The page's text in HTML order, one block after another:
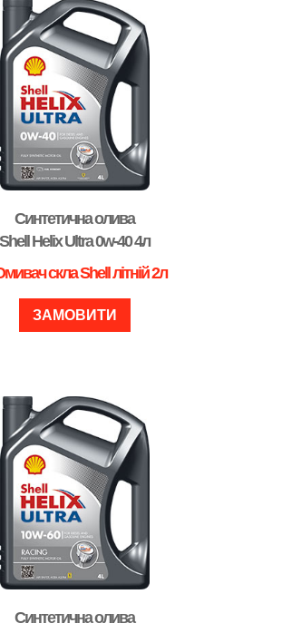
Синтетична олива
Shell Helix Ultra 0w-40 4л
скла Shell літній 2л
ЗАМОВИТИ
Синтетична олива